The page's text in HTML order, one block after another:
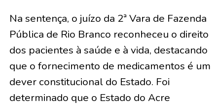
Na sentença, o juízo da 2ª Vara de Fazenda
Pública de Rio Branco reconheceu o direito
dos pacientes à saúde e à vida, destacando
que o fornecimento de medicamentos é um
dever constitucional do Estado. Foi
determinado que o Estado do Acre